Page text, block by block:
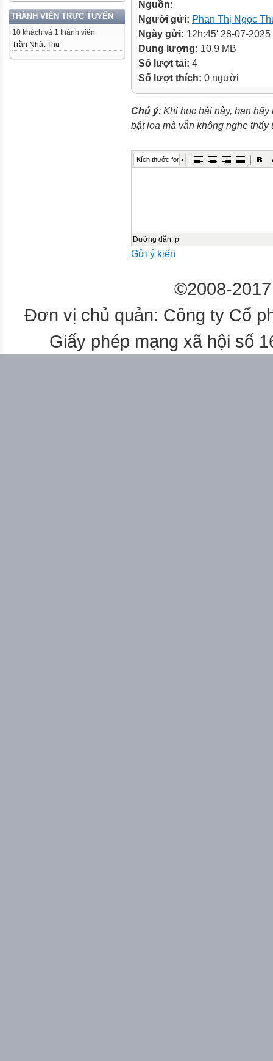
THÀNH VIÊN TRỰC TUYẾN
10 khách và 1 thành viên
Trần Nhật Thu
Nguồn:
Người gửi: Phan Thị Ngọc
Ngày gửi: 12h:45' 28-07-2025
Dung lượng: 10.9 MB
Số lượt tải: 4
Số lượt thích: 0 người
Chú ý: Khi học bài này, bạn
bật loa mà vẫn không nghe
Kích thước font
Đường dẫn: p
Gửi ý kiến
©2008-
Đơn vị chủ quản: Công ty Cổ
Giấy phép mạng xã hội số